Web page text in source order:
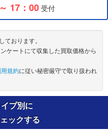
17：00受付
ております。
ケートにて収集した買取価格から
規約に従い秘密厳守で取り扱われ
プ別に
ックする